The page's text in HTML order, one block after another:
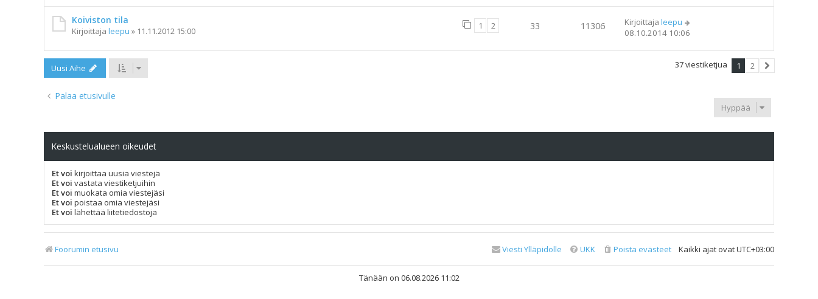
Koiviston tila
Kirjoittaja leepu » 11.11.2012 15:00 1 2 33 11306 Kirjoittaja leepu
08.10.2014 10:06
Uusi Aihe 37 viestiketjua 1
2
Palaa etusivulle
Hyppää
Keskustelualueen oikeudet
Et voi kirjoittaa uusia viestejä
Et voi vastata viestiketjuihin
Et voi muokata omia viestejäsi
Et voi poistaa omia viestejäsi
Et voi lähettää liitetiedostoja
Foorumin etusivu Kaikki ajat ovatUTC+03:00
Poista evästeet
UKK
Viesti Ylläpidolle
Tänään on 06.08.2026 11:02